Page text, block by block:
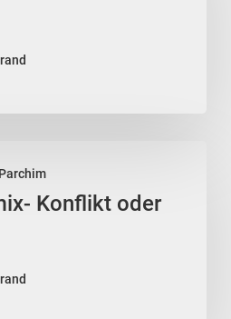
Konflikt oder